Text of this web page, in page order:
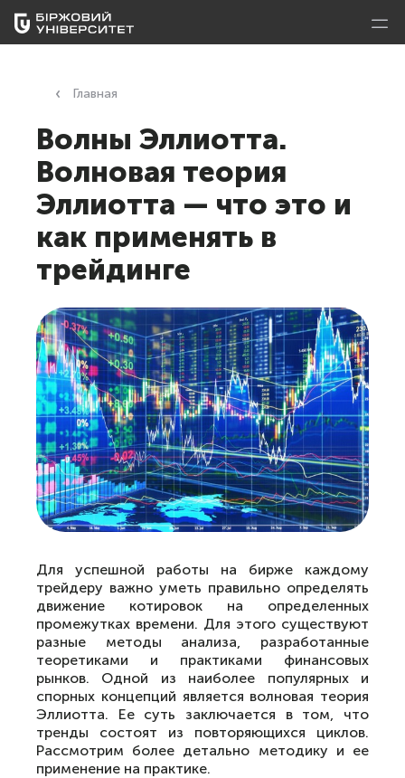
Главная
Волны Эллиотта.
Волновая теория
Эллиотта — что это и
как применять в
трейдинге
Для успешной работы на бирже каждому
трейдеру важно уметь правильно определять
движение котировок на определенных
промежутках времени. Для этого существуют
разные методы анализа, разработанные
теоретиками и практиками финансовых
рынков. Одной из наиболее популярных и
спорных концепций является волновая теория
Эллиотта. Ее суть заключается в том, что
тренды состоят из повторяющихся циклов.
Рассмотрим более детально методику и ее
применение на практике.